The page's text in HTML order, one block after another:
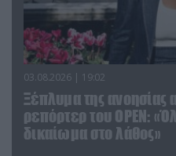
03.08.2026 | 19:02
Ξέπλυμα της ανοησίας
ρεπόρτερ του ΟΡΕΝ:
δικαίωμα στο λάθος»